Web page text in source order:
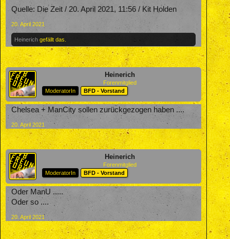
Quelle: Die Zeit / 20. April 2021, 11:56 / Kit Holden
20. April 2021
Heinerich gefällt das.
Heinerich
Forenmitglied
ModeratorIn
BFD - Vorstand
Chelsea + ManCity sollen zurückgezogen haben ....
20. April 2021
Heinerich
Forenmitglied
ModeratorIn
BFD - Vorstand
Oder ManU .....
Oder so ....
20. April 2021